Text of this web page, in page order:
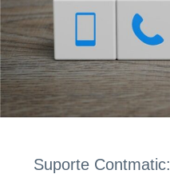
Suporte